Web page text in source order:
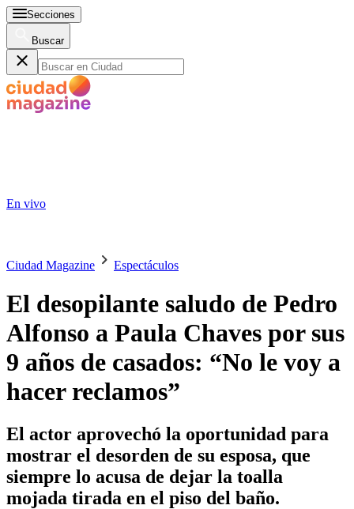
Secciones
Buscar
En vivo
Ciudad Magazine Espectáculos
El desopilante saludo de Pedro
Alfonso a Paula Chaves por sus
9 años de casados: “No le voy a
hacer reclamos”
El actor aprovechó la oportunidad para
mostrar el desorden de su esposa, que
siempre lo acusa de dejar la toalla
mojada tirada en el piso del baño.